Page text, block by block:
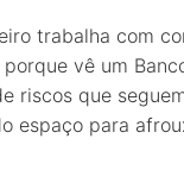
trabalha com
porque vê um
riscos que
espaço para